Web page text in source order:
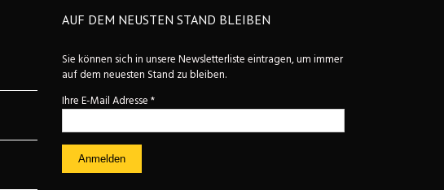
AUF DEM NEUSTEN STAND BLEIBEN
Sie können sich in unsere Newsletterliste eintragen, um immer
auf dem neuesten Stand zu bleiben.
Ihre E-Mail Adresse*